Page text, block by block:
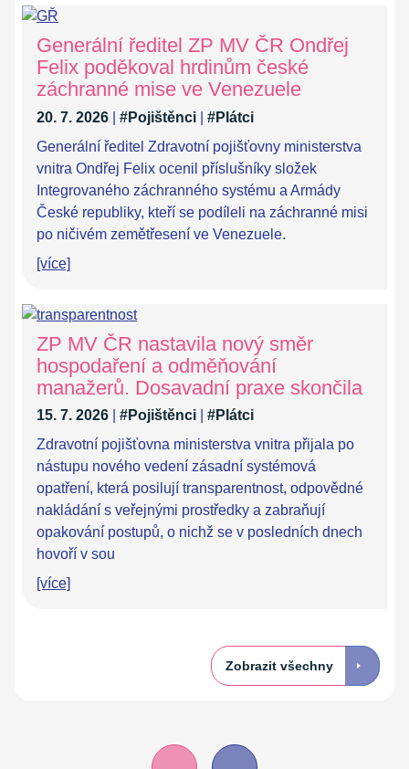
Generální ředitel ZP MV ČR Ondřej
Felix poděkoval hrdinům české
záchranné mise ve Venezuele
20. 7. 2026 #Pojištěnci
#Plátci
Generální ředitel Zdravotní pojišťovny ministerstva
vnitra Ondřej Felix ocenil příslušníky složek
Integrovaného záchranného systému a Armády
České republiky, kteří se podíleli na záchranné misi
po ničivém zemětřesení ve Venezuele.
[více]
ZP MV ČR nastavila nový směr
hospodaření a odměňování
manažerů. Dosavadní praxe skončila
15. 7. 2026 #Pojištěnci
#Plátci
Zdravotní pojišťovna ministerstva vnitra přijala po
nástupu nového vedení zásadní systémová
opatření, která posilují transparentnost, odpovědné
nakládání s veřejnými prostředky a zabraňují
opakování postupů, o nichž se v posledních dnech
hovoří v sou
[více]
Zobrazit všechny